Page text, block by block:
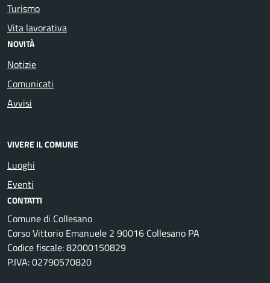
Turismo
Vita lavorativa
NOVITÀ
Notizie
Comunicati
Avvisi
VIVERE IL COMUNE
Luoghi
Eventi
CONTATTI
Comune di Collesano
Corso Vittorio Emanuele 2 90016 Collesano PA
Codice fiscale: 82000150829
P.IVA: 02790570820